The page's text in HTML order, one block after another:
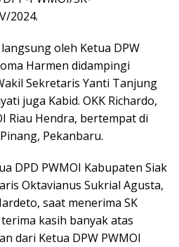
2024.
oleh Ketua DPW
Harmen didampingi
Sekretaris Yanti Tanjung
juga Kabid. OKK Richardo,
Riau Hendra, bertempat di
Pekanbaru.
DPD PWMOI Kabupaten Siak
Oktavianus Sukrial Agusta,
saat menerima SK
kasih banyak atas
dari Ketua DPW PWMOI